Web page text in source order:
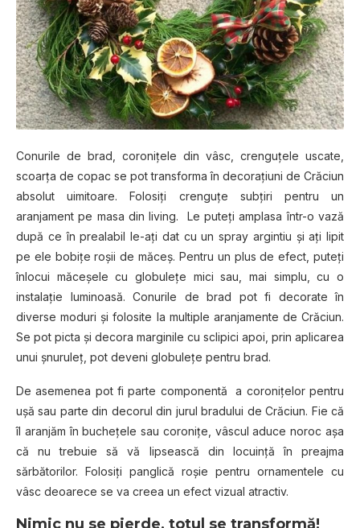
Conurile de brad, coroniţele din vâsc, crenguţele uscate,
scoarţa de copac se pot transforma în decoraţiuni de Crăciun
absolut uimitoare. Folosiţi crenguţe subţiri pentru un
aranjament pe masa din living. Le puteţi amplasa într-o vază
după ce în prealabil le-aţi dat cu un spray argintiu şi aţi lipit
pe ele bobiţe roşii de măceş. Pentru un plus de efect, puteţi
înlocui măceşele cu globuleţe mici sau, mai simplu, cu o
instalaţie luminoasă. Conurile de brad pot fi decorate în
diverse moduri şi folosite la multiple aranjamente de Crăciun.
Se pot picta şi decora marginile cu sclipici apoi, prin aplicarea
unui şnuruleţ, pot deveni globuleţe pentru brad.
De asemenea pot fi parte componentă a coroniţelor pentru
uşă sau parte din decorul din jurul bradului de Crăciun. Fie că
îl aranjăm în bucheţele sau coroniţe, vâscul aduce noroc aşa
că nu trebuie să vă lipsească din locuinţă în preajma
sărbătorilor. Folosiţi panglică roşie pentru ornamentele cu
vâsc deoarece se va creea un efect vizual atractiv.
Nimic nu se pierde, totul se transformă!